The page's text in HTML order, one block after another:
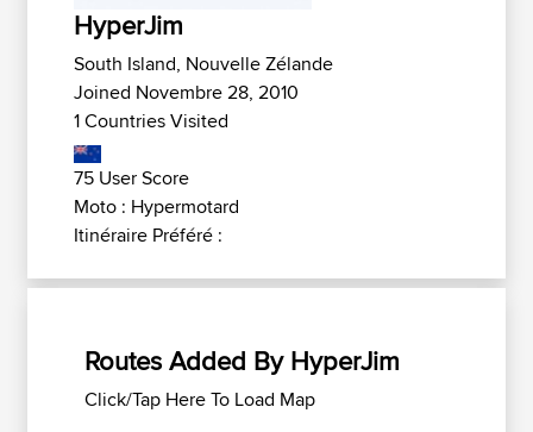
HyperJim
South Island, Nouvelle Zélande
Joined Novembre 28, 2010
1 Countries Visited
75 User Score
Moto : Hypermotard
Itinéraire Préféré :
Routes Added By HyperJim
Click/Tap Here To Load Map